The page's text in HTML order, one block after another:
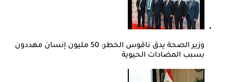
وزير الصحة يدق ناقوس الخطر: 50 مليون إنسان مهددون
بسبب المضادات الحيوية